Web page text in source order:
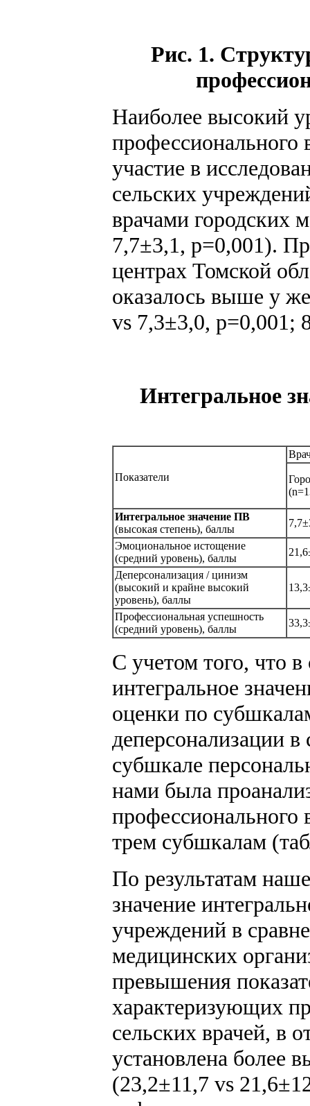
Рис. 1.
Наиболее высокий
профессионального
участие в
сельских
врачами городских
7,7±3,1, p=0,001).
центрах Томской
оказалось выше у
vs 7,3±3,0, p=0,001;
Интегральное
Показатели
Интегральное значение ПВ
(высокая степень), баллы
Эмоциональное истощение
(средний уровень), баллы
Деперсонализация / цинизм
(высокий и крайне высокий
уровень), баллы
Профессиональная успешность
(средний уровень), баллы
С учетом того, что
интегральное
оценки по
деперсонализации
субшкале
нами была
профессионального
трем субшкалам
По результатам
значение
учреждений в
медицинских
превышения
характеризующих
сельских врачей, в
установлена более
(23,2±11,7 vs